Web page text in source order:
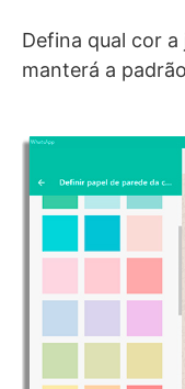
Defina qual cor
manterá a